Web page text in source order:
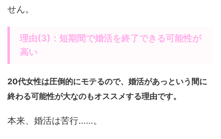
せん。
理由(3)：短期間で婚活を終了できる可能性が
高い
20代女性は圧倒的にモテるので、婚活があっという間に
終わる可能性が大なのもオススメする理由です。
本来、婚活は苦行……。